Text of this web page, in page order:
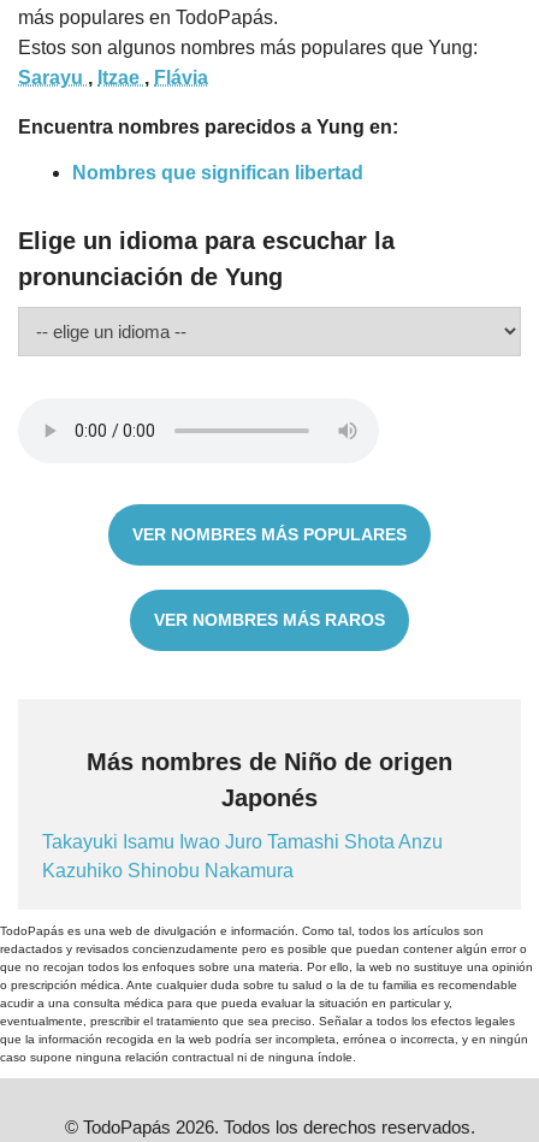
más populares en TodoPapás.
Estos son algunos nombres más populares que Yung:
Sarayu , Itzae , Flávia
Encuentra nombres parecidos a Yung en:
Nombres que significan libertad
Elige un idioma para escuchar la
pronunciación de Yung
VER NOMBRES MÁS POPULARES
VER NOMBRES MÁS RAROS
Más nombres de Niño de origen
Japonés
Takayuki Isamu Iwao Juro Tamashi Shota Anzu
Kazuhiko Shinobu Nakamura
TodoPapás es una web de divulgación e información. Como tal, todos los artículos son
redactados y revisados concienzudamente pero es posible que puedan contener algún error o
que no recojan todos los enfoques sobre una materia. Por ello, la web no sustituye una opinión
o prescripción médica. Ante cualquier duda sobre tu salud o la de tu familia es recomendable
acudir a una consulta médica para que pueda evaluar la situación en particular y,
eventualmente, prescribir el tratamiento que sea preciso. Señalar a todos los efectos legales
que la información recogida en la web podría ser incompleta, errónea o incorrecta, y en ningún
caso supone ninguna relación contractual ni de ninguna índole.
© TodoPapás 2026. Todos los derechos reservados.